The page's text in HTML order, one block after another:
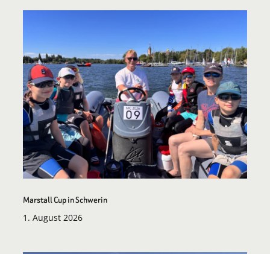
Marstall Cup in Schwerin
1. August 2026